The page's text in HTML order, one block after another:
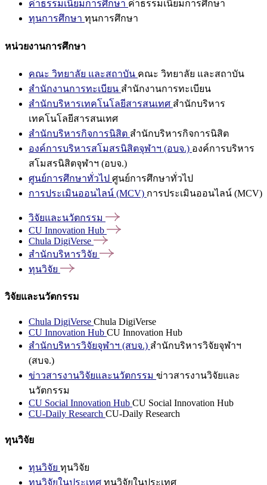
ค่าธรรมเนียมการศึกษา ค่าธรรมเนียมการศึกษา
ทุนการศึกษา ทุนการศึกษา
หน่วยงานการศึกษา
คณะ วิทยาลัย และสถาบัน คณะ วิทยาลัย และสถาบัน
สำนักงานการทะเบียน สำนักงานการทะเบียน
สำนักบริหารเทคโนโลยีสารสนเทศ สำนักบริหาร
เทคโนโลยีสารสนเทศ
สำนักบริหารกิจการนิสิต สำนักบริหารกิจการนิสิต
องค์การบริหารสโมสรนิสิตจุฬาฯ (อบจ.) องค์การบริหาร
สโมสรนิสิตจุฬาฯ (อบจ.)
ศูนย์การศึกษาทั่วไป ศูนย์การศึกษาทั่วไป
การประเมินออนไลน์ (MCV) การประเมินออนไลน์ (MCV)
วิจัยและนวัตกรรม
CU Innovation Hub
Chula DigiVerse
สำนักบริหารวิจัย
ทุนวิจัย
วิจัยและนวัตกรรม
Chula DigiVerse Chula DigiVerse
CU Innovation Hub CU Innovation Hub
สำนักบริหารวิจัยจุฬาฯ (สบจ.) สำนักบริหารวิจัยจุฬาฯ
(สบจ.)
ข่าวสารงานวิจัยและนวัตกรรม ข่าวสารงานวิจัยและ
นวัตกรรม
CU Social Innovation Hub CU Social Innovation Hub
CU-Daily Research CU-Daily Research
ทุนวิจัย
ทุนวิจัย ทุนวิจัย
ทุนวิจัยในประเทศ ทุนวิจัยในประเทศ